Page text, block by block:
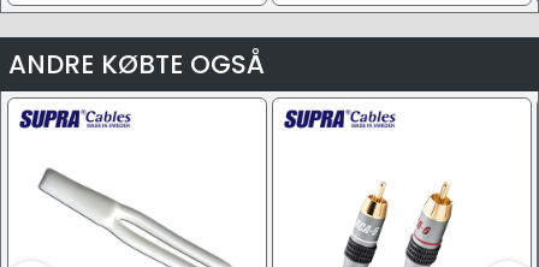
ANDRE KØBTE OGSÅ